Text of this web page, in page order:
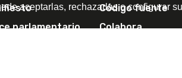
parlamentario
Código fuente
Colabora
aceptarlas, rechazarlas o configurar